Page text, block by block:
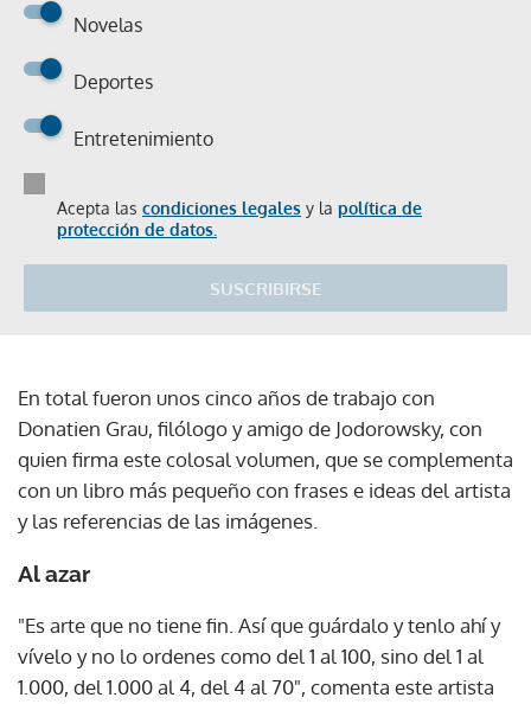
Novelas
Deportes
Entretenimiento
Acepta las condiciones legales y la política de
protección de datos.
SUSCRIBIRSE
En total fueron unos cinco años de trabajo con
Donatien Grau, filólogo y amigo de Jodorowsky, con
quien firma este colosal volumen, que se complementa
con un libro más pequeño con frases e ideas del artista
y las referencias de las imágenes.
Al azar
"Es arte que no tiene fin. Así que guárdalo y tenlo ahí y
vívelo y no lo ordenes como del 1 al 100, sino del 1 al
1.000, del 1.000 al 4, del 4 al 70", comenta este artista